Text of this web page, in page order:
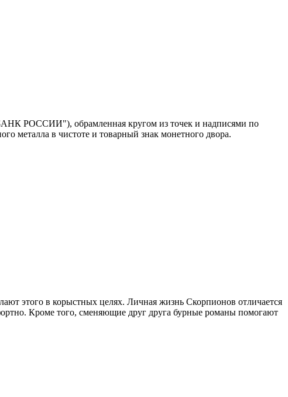
РОССИИ"), обрамленная кругом из точек и надписями по
металла в чистоте и товарный знак монетного двора.
этого в корыстных целях. Личная жизнь Скорпионов отличается
Кроме того, сменяющие друг друга бурные романы помогают